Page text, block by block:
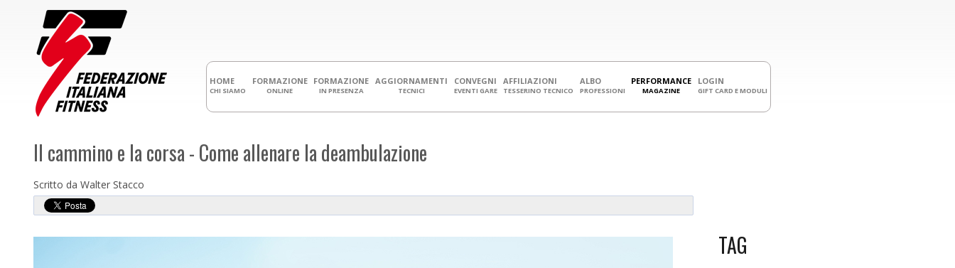
HOME
CHI SIAMO
FORMAZIONE
ONLINE
FORMAZIONE
IN PRESENZA
AGGIORNAMENTI
TECNICI
CONVEGNI
EVENTI GARE
AFFILIAZIONI
TESSERINO TECNICO
ALBO
PROFESSIONI
PERFORMANCE
MAGAZINE
LOGIN
GIFT CARD E MODULI
Il cammino e la corsa - Come allenare la deambulazione
Scritto da Walter Stacco
TAG